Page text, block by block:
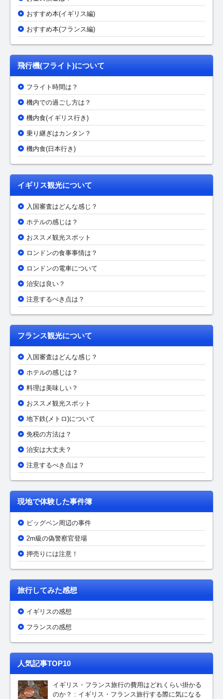
おすすめ本(イギリス編)
おすすめ本(フランス編)
飛行機(フライト)について
フライト時間は？
機内での過ごし方は？
機内食(イギリス行き)
乗り継ぎはカンタン？
機内食(日本行き)
イギリス観光について
入国審査はどんな感じ？
ホテルの感じは？
おススメ観光スポット
ロンドンの食事事情は？
ロンドンの電車について
治安は良い？
注意するべき点は？
フランス観光について
入国審査はどんな感じ？
ホテルの感じは？
料理は美味しい？
おススメ観光スポット
地下鉄(メトロ)について
免税の方法は？
治安は大丈夫？
注意するべき点は？
現地で体験した事件簿
ビッグベン周辺の事件
2m級の偽警察官登場
押売りには注意！
旅行してみた感想
イギリスの感想
フランスの感想
人気記事TOP10
イギリス・フランス旅行の費用はどれくらい掛かる
のか？ : イギリス・フランス旅行する際に気になる